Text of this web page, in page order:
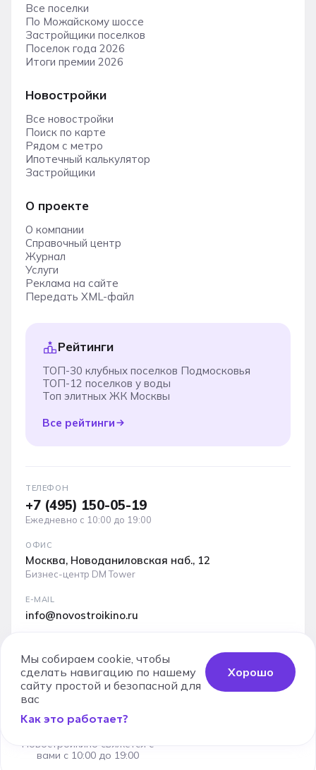
Заказать
Новостройкино свяжется с
вами с 10:00 до 19:00
Все поселки
По Можайскому шоссе
Застройщики поселков
Поселок года 2026
Итоги премии 2026
Новостройки
Все новостройки
Поиск по карте
Рядом с метро
Ипотечный калькулятор
Застройщики
О проекте
О компании
Справочный центр
Журнал
Услуги
Реклама на сайте
Передать XML-файл
Рейтинги
ТОП-30 клубных поселков Подмосковья
ТОП-12 поселков у воды
Топ элитных ЖК Москвы
Все рейтинги
ТЕЛЕФОН
+7 (495) 150-05-19
Ежедневно с 10:00 до 19:00
ОФИС
Москва, Новоданиловская наб., 12
Бизнес-центр DM Tower
E-MAIL
info@novostroikino.ru
аудитория
Скачать PDF
Используя сервис, вы соглашаетесь с
соглашениемиПолитикой конфиденциальности
Мы собираем cookie, чтобы
сделать навигацию по нашему
сайту простой и безопасной для
вас
Как это работает?
Хорошо